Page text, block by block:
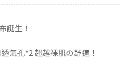
誕生！
氣孔*2 超越裸肌の舒適！